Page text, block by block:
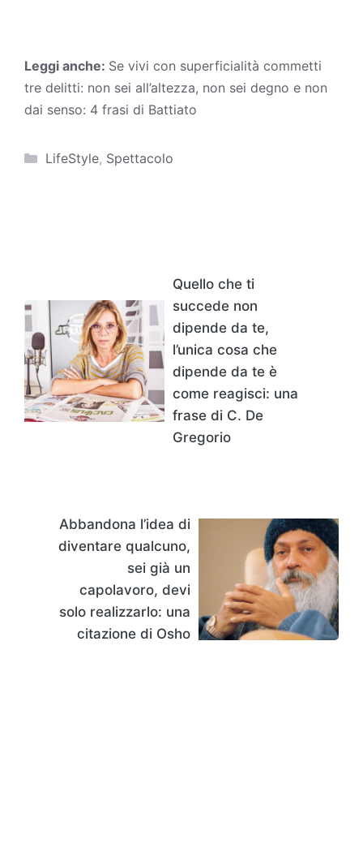
Leggi anche: Se vivi con superficialità commetti
tre delitti: non sei all’altezza, non sei degno e non
dai senso: 4 frasi di Battiato
Categorie
LifeStyle, Spettacolo
Quello che ti
succede non
dipende da te,
l’unica cosa che
dipende da te è
come reagisci: una
frase di C. De
Gregorio
Abbandona l’idea di
diventare qualcuno,
sei già un
capolavoro, devi
solo realizzarlo: una
citazione di Osho